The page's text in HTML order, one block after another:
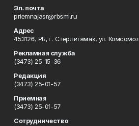
Эл. почта
priemnajasr@rbsmi.ru
Адрес
453126, РБ, г. Стерлитамак, ул.
Рекламная служба
(3473) 25-15-36
Редакция
(3473) 25-01-57
Приемная
(3473) 25-01-57
Сотрудничество